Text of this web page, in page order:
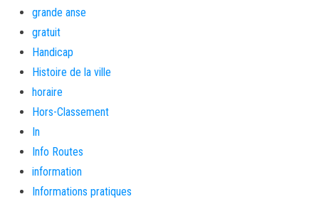
grande anse
gratuit
Handicap
Histoire de la ville
horaire
Hors-Classement
In
Info Routes
information
Informations pratiques